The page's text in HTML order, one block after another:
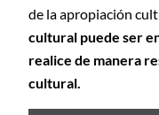
de la apropiación
cultural puede ser
realice de manera
cultural.